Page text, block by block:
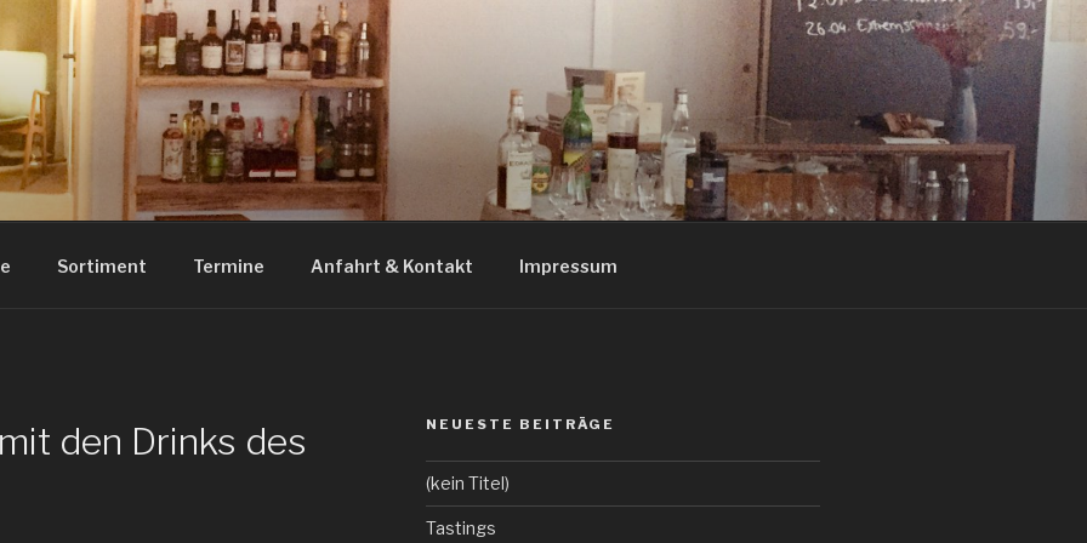
HILDESHEIM
und Tastings in Hildesheim
Sortiment Termine Anfahrt & Kontakt Impressum
den Drinks des
NEUESTE BEITRÄGE
(kein Titel)
Tastings